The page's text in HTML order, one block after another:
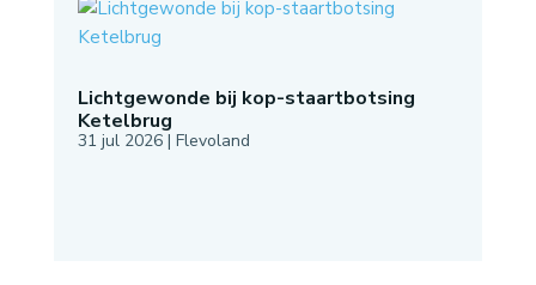
Lichtgewonde bij kop-staartbotsing
Ketelbrug
31 jul 2026| Flevoland